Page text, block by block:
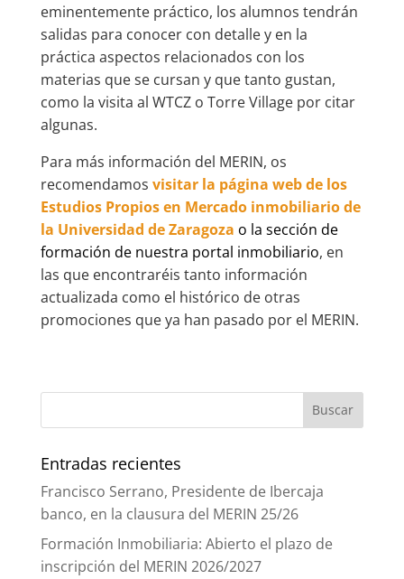
eminentemente práctico, los alumnos tendrán
salidas para conocer con detalle y en la
práctica aspectos relacionados con los
materias que se cursan y que tanto gustan,
como la visita al WTCZ o Torre Village por citar
algunas.
Para más información del MERIN, os
recomendamos visitar la página web de los
Estudios Propios en Mercado inmobiliario de
la Universidad de Zaragoza o la sección de
formación de nuestra portal inmobiliario, en
las que encontraréis tanto información
actualizada como el histórico de otras
promociones que ya han pasado por el MERIN.
Entradas recientes
Francisco Serrano, Presidente de Ibercaja
banco, en la clausura del MERIN 25/26
Formación Inmobiliaria: Abierto el plazo de
inscripción del MERIN 2026/2027